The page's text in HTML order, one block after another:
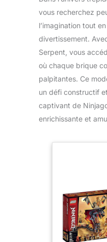
vous recherchez
l’imagination tout
divertissement.
Serpent, vous
où chaque brique
palpitantes. Ce
un défi constructif
captivant de
enrichissante et